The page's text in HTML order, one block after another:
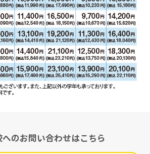
のお問い合わせはこちら